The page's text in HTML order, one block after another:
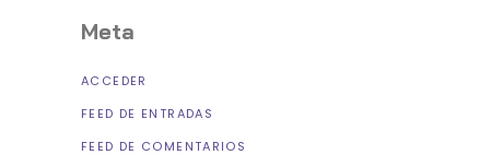
Meta
ACCEDER
FEED DE ENTRADAS
FEED DE COMENTARIOS